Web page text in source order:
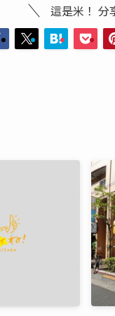
這是米！ 分